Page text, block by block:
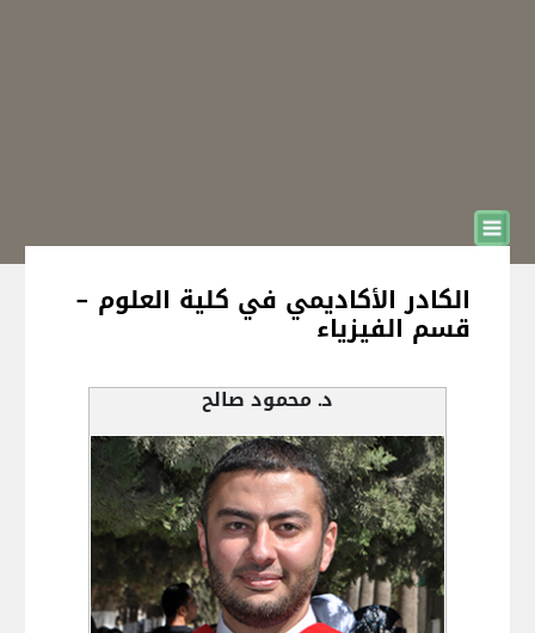
الكادر الأكاديمي في كلية العلوم -
قسم الفيزياء
د. محمود صالح